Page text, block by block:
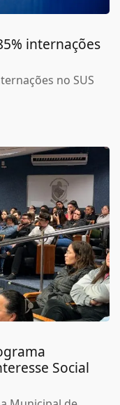
internações
no SUS
Social